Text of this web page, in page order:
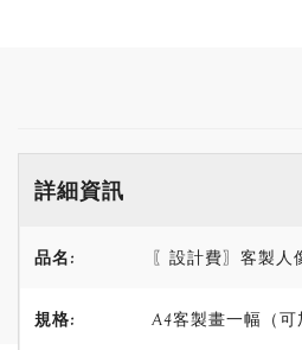
詳細資訊
品名: 〖設計費〗客製人
規格: A4客製畫一幅（可